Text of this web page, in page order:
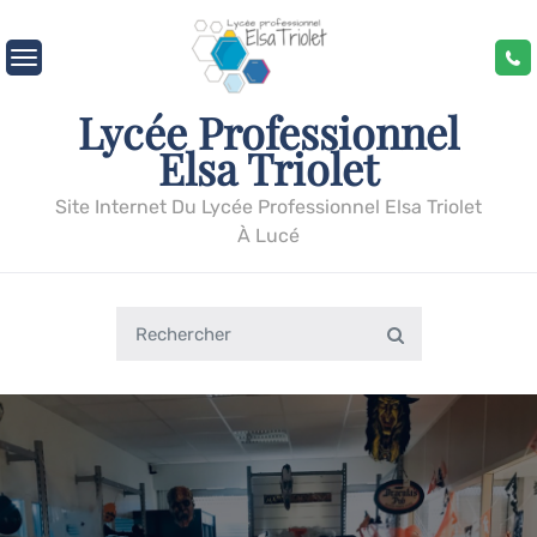
to
content
Lycée Professionnel
Elsa Triolet
Site Internet Du Lycée Professionnel Elsa Triolet
À Lucé
for:
Search